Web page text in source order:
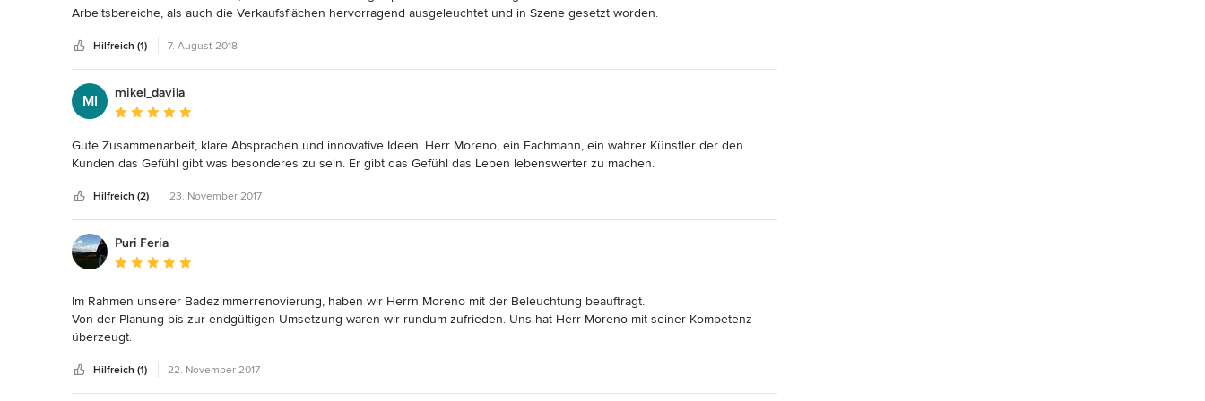
Arbeitsbereiche, als auch die Verkaufsflächen hervorragend ausgeleuchtet und in Szene gesetzt worden.
ausgezeichnet!
Hilfreich (1) 7. August 2018
MI
mikel_davila
Durchschnittliche Bewertung: 5 von 5 Sternen
Gute Zusammenarbeit, klare Absprachen und innovative Ideen. Herr Moreno, ein Fachmann, ein wahrer Künstler der den
Kunden das Gefühl gibt was besonderes zu sein. Er gibt das Gefühl das Leben lebenswerter zu machen.
Hilfreich (2) 23. November 2017
Puri Feria
Durchschnittliche Bewertung: 5 von 5 Sternen
Im Rahmen unserer Badezimmerrenovierung, haben wir Herrn Moreno mit der Beleuchtung beauftragt.
Von der Planung bis zur endgültigen Umsetzung waren wir rundum zufrieden. Uns hat Herr Moreno mit seiner Kompetenz
überzeugt.
Hilfreich (1) 22. November 2017